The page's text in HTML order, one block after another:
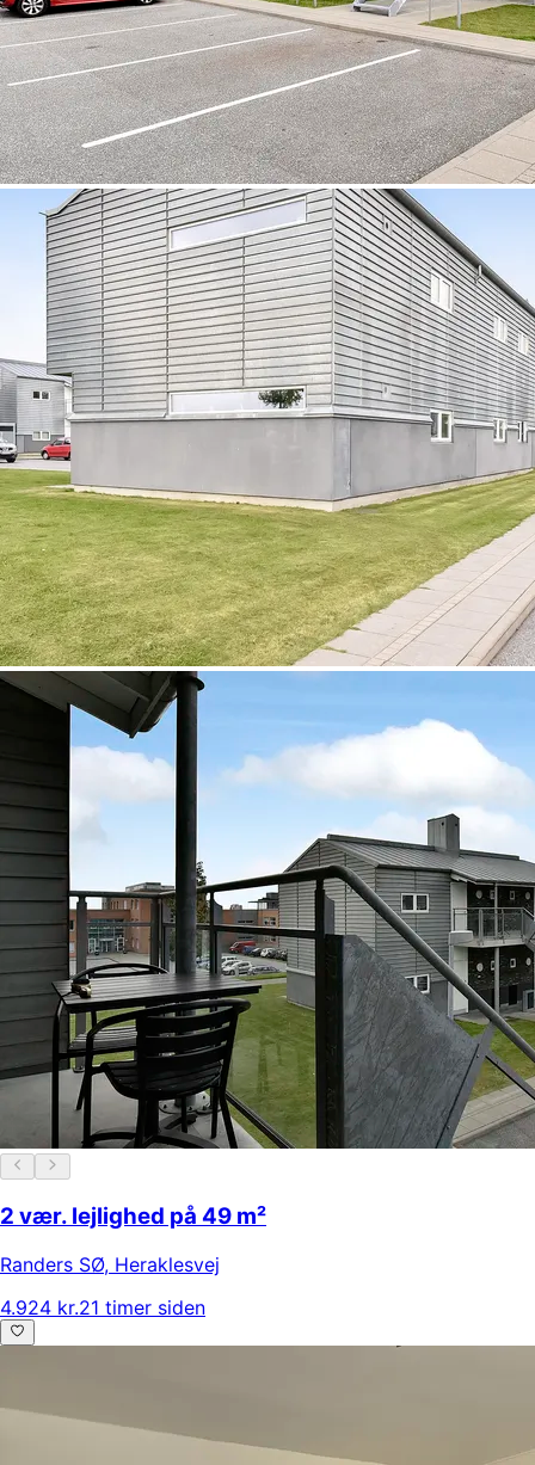
2 vær. lejlighed på 49 m²
Randers SØ, Heraklesvej
4.924 kr.21 timer siden